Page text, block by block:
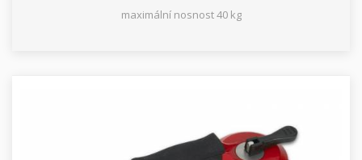
maximální nosnost 40 kg